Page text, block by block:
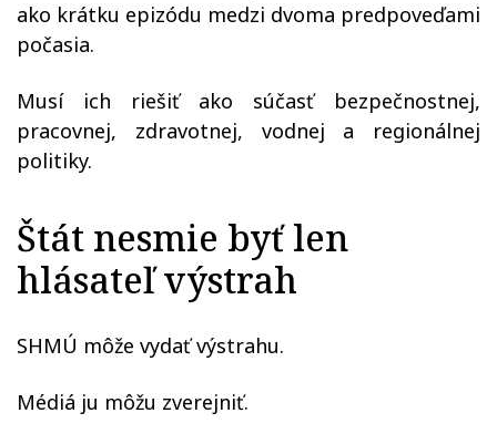
ako krátku epizódu medzi dvoma predpoveďami
počasia.
Musí ich riešiť ako súčasť bezpečnostnej,
pracovnej, zdravotnej, vodnej a regionálnej
politiky.
Štát nesmie byť len
hlásateľ výstrah
SHMÚ môže vydať výstrahu.
Médiá ju môžu zverejniť.